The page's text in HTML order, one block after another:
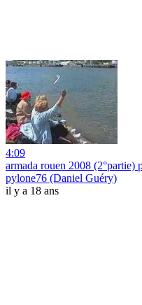
4:09
armada rouen 2008 (2°partie)
pylone76 (Daniel Guéry)
il y a 18 ans